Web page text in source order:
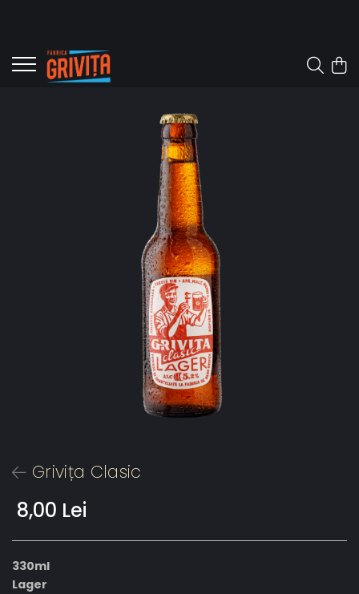
Grivița Clasic
8,00 Lei
330ml
Lager